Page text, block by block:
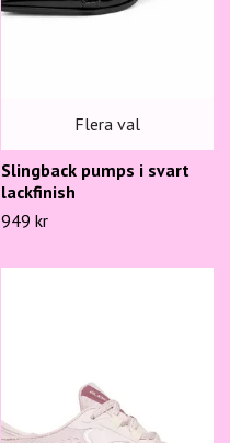
Flera val
Slingback pumps i svart
lackfinish
949 kr